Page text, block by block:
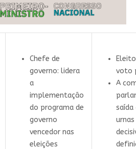
Chefe de
governo: lidera
a
implementação
do programa de
governo
vencedor nas
eleições
voto
A
saída
urnas